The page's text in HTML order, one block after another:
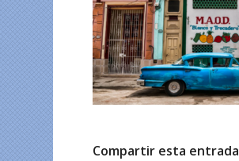
Compartir esta entrada